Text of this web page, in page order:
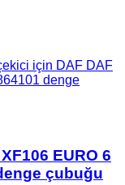
için DAF DAF
denge
EURO 6
çubuğu